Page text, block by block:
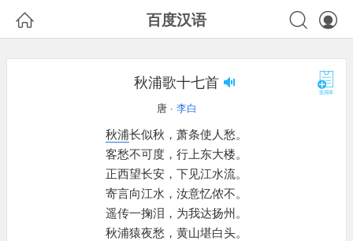
 百度汉语 

秋浦歌十七首
唐 · 李白
秋浦长似秋， 萧条使人愁。
客愁不可度， 行上东大楼。
正西望长安， 下见江水流。
寄言向江水， 汝意忆侬不。
遥传一掬泪， 为我达扬州。
秋浦猿夜愁， 黄山堪白头。